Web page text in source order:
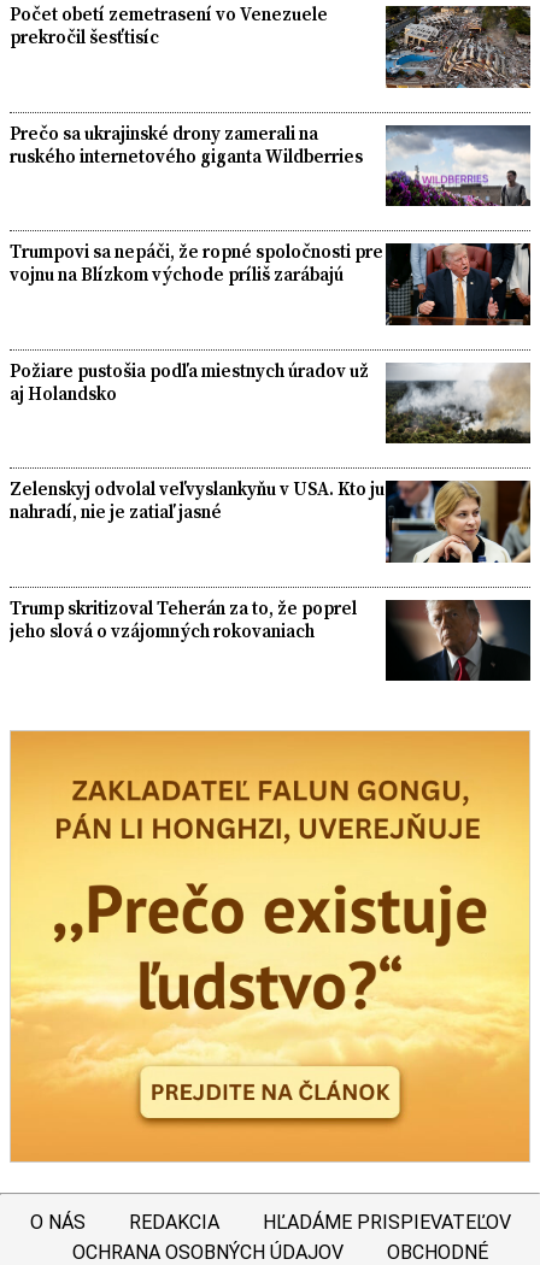
Počet obetí zemetrasení vo Venezuele
prekročil šesťtisíc
Prečo sa ukrajinské drony zamerali na
ruského internetového giganta Wildberries
Trumpovi sa nepáči, že ropné spoločnosti pre
vojnu na Blízkom východe príliš zarábajú
Požiare pustošia podľa miestnych úradov už
aj Holandsko
Zelenskyj odvolal veľvyslankyňu v USA. Kto ju
nahradí, nie je zatiaľ jasné
Trump skritizoval Teherán za to, že poprel
jeho slová o vzájomných rokovaniach
O NÁS REDAKCIA
HĽADÁME PRISPIEVATEĽOV
OCHRANA OSOBNÝCH ÚDAJOV
OBCHODNÉ